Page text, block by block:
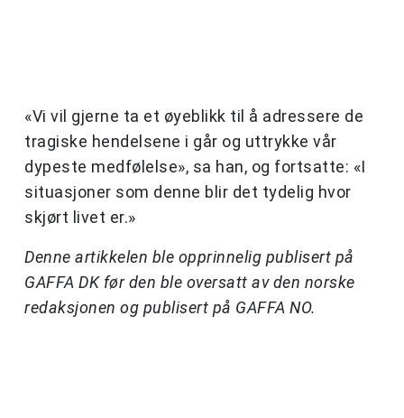
«Vi vil gjerne ta et øyeblikk til å adressere de
tragiske hendelsene i går og uttrykke vår
dypeste medfølelse», sa han, og fortsatte: «I
situasjoner som denne blir det tydelig hvor
skjørt livet er.»
Denne artikkelen ble opprinnelig publisert på
GAFFA DK før den ble oversatt av den norske
redaksjonen og publisert på GAFFA NO.